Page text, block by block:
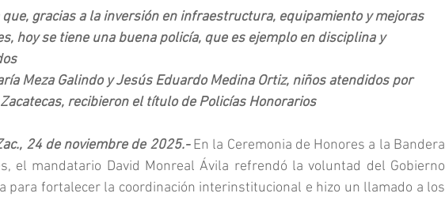
que, gracias a la inversión en infraestructura, equipamiento y mejoras
hoy se tiene una buena policía, que es ejemplo en disciplina y
Meza Galindo y Jesús Eduardo Medina Ortiz, niños atendidos por
recibieron el título de Policías Honorarios
24 de noviembre de 2025.- En la Ceremonia de Honores a la Bandera
el mandatario David Monreal Ávila refrendó la voluntad del Gobierno
para fortalecer la coordinación interinstitucional e hizo un llamado a los